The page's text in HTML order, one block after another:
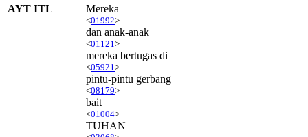
AYT ITL
Mereka
<01992>
dan anak-anak
<01121 >
mereka bertugas di
<05921 >
pintu-pintu gerbang
<08179>
bait
<01004>
TUHAN